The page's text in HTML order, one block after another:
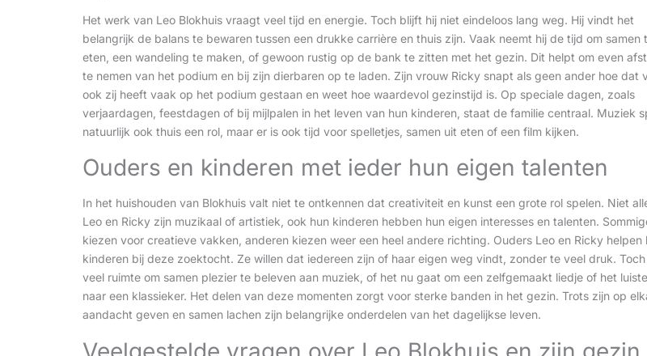
Het werk van Leo Blokhuis vraagt veel tijd en energie. Toch blijft hij niet eindeloos lang weg. Hij vindt het
belangrijk de balans te bewaren tussen een drukke carrière en thuis zijn. Vaak neemt hij de tijd om samen
eten, een wandeling te maken, of gewoon rustig op de bank te zitten met het gezin. Dit helpt om even
te nemen van het podium en bij zijn dierbaren op te laden. Zijn vrouw Ricky snapt als geen ander hoe dat
ook zij heeft vaak op het podium gestaan en weet hoe waardevol gezinstijd is. Op speciale dagen, zoals
verjaardagen, feestdagen of bij mijlpalen in het leven van hun kinderen, staat de familie centraal. Muziek
natuurlijk ook thuis een rol, maar er is ook tijd voor spelletjes, samen uit eten of een film kijken.
Ouders en kinderen met ieder hun eigen talenten
In het huishouden van Blokhuis valt niet te ontkennen dat creativiteit en kunst een grote rol spelen. Niet
Leo en Ricky zijn muzikaal of artistiek, ook hun kinderen hebben hun eigen interesses en talenten.
kiezen voor creatieve vakken, anderen kiezen weer een heel andere richting. Ouders Leo en Ricky helpen
kinderen bij deze zoektocht. Ze willen dat iedereen zijn of haar eigen weg vindt, zonder te veel druk.
veel ruimte om samen plezier te beleven aan muziek, of het nu gaat om een zelfgemaakt liedje of het
naar een klassieker. Het delen van deze momenten zorgt voor sterke banden in het gezin. Trots zijn op
aandacht geven en samen lachen zijn belangrijke onderdelen van het dagelijkse leven.